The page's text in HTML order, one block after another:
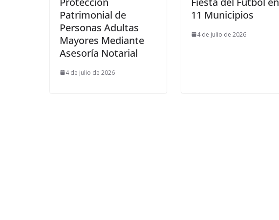
Patrimonial de
Personas Adultas
Mayores Mediante
Asesoría Notarial
4 de julio de 2026
11 Municipios
4 de julio de 2026